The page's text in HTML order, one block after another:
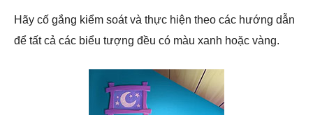
Hãy cố gắng kiểm soát và thực hiện theo các hướng dẫn
để tất cả các biểu tượng đều có màu xanh hoặc vàng.